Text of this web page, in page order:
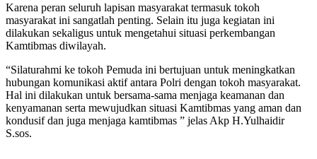
Karena peran seluruh lapisan masyarakat termasuk tokoh
masyarakat ini sangatlah penting. Selain itu juga kegiatan ini
dilakukan sekaligus untuk mengetahui situasi perkembangan
Kamtibmas diwilayah.
“Silaturahmi ke tokoh Pemuda ini bertujuan untuk meningkatkan
hubungan komunikasi aktif antara Polri dengan tokoh masyarakat.
Hal ini dilakukan untuk bersama-sama menjaga keamanan dan
kenyamanan serta mewujudkan situasi Kamtibmas yang aman dan
kondusif dan juga menjaga kamtibmas ” jelas Akp H.Yulhaidir
S.sos.